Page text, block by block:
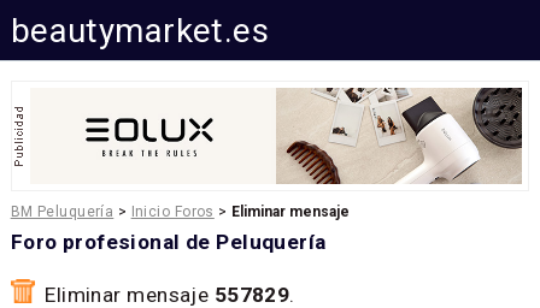
beautymarket.es
BM Peluquería > Inicio Foros > Eliminar mensaje
Foro profesional de Peluquería
Eliminar mensaje 557829.